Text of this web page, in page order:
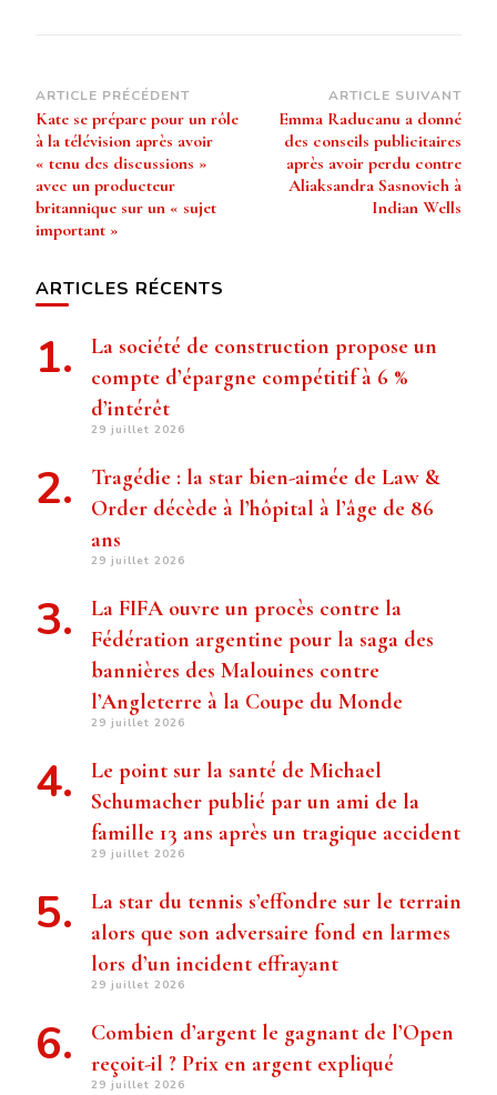
Navigation
d’article
ARTICLE PRÉCÉDENT
Kate se prépare pour un rôle
à la télévision après avoir
« tenu des discussions »
avec un producteur
britannique sur un « sujet
important »
ARTICLE SUIVANT
Emma Raducanu a donné
des conseils publicitaires
après avoir perdu contre
Aliaksandra Sasnovich à
Indian Wells
ARTICLES RÉCENTS
La société de construction propose un
compte d’épargne compétitif à 6 %
d’intérêt
29 juillet 2026
Tragédie : la star bien-aimée de Law &
Order décède à l’hôpital à l’âge de 86
ans
29 juillet 2026
La FIFA ouvre un procès contre la
Fédération argentine pour la saga des
bannières des Malouines contre
l’Angleterre à la Coupe du Monde
29 juillet 2026
Le point sur la santé de Michael
Schumacher publié par un ami de la
famille 13 ans après un tragique accident
29 juillet 2026
La star du tennis s’effondre sur le terrain
alors que son adversaire fond en larmes
lors d’un incident effrayant
29 juillet 2026
Combien d’argent le gagnant de l’Open
reçoit-il ? Prix ​​en argent expliqué
29 juillet 2026